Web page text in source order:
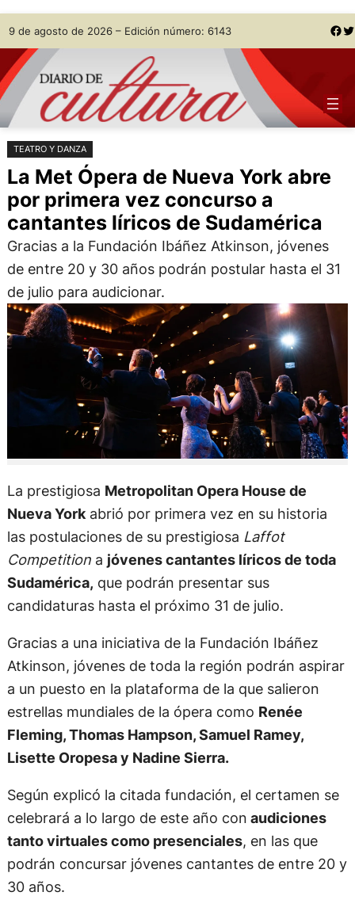
Saltar
al
contenido
Skip
to
content
9 de agosto de 2026 – Edición número: 6143 Facebook Twitter
TEATRO Y DANZA
La Met Ópera de Nueva York abre
por primera vez concurso a
cantantes líricos de Sudamérica
Gracias a la Fundación Ibáñez Atkinson, jóvenes
de entre 20 y 30 años podrán postular hasta el 31
de julio para audicionar.
La prestigiosa Metropolitan Opera House de
Nueva Yorkabrió por primera vez en su historia
las postulaciones de su prestigiosa Laffot
Competitiona jóvenes cantantes líricos de toda
Sudamérica, que podrán presentar sus
candidaturas hasta el próximo 31 de julio.
Gracias a una iniciativa de la Fundación Ibáñez
Atkinson, jóvenes de toda la región podrán aspirar
a un puesto en la plataforma de la que salieron
estrellas mundiales de la ópera como Renée
Fleming, Thomas Hampson, Samuel Ramey,
Lisette Oropesa y Nadine Sierra.
Según explicó la citada fundación, el certamen se
celebrará a lo largo de este año con audiciones
tanto virtuales como presenciales, en las que
podrán concursar jóvenes cantantes de entre 20 y
30 años.